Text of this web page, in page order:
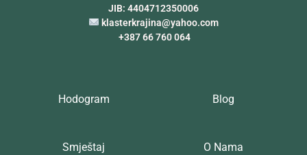
JIB: 4404712350006
klasterkrajina@yahoo.com
+387 66 760 064
Hodogram
Smještaj
Blog
O Nama